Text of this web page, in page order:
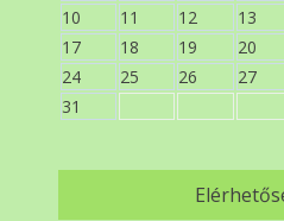
10
11 12 13
17
18 19 20
24
25 26 27
31